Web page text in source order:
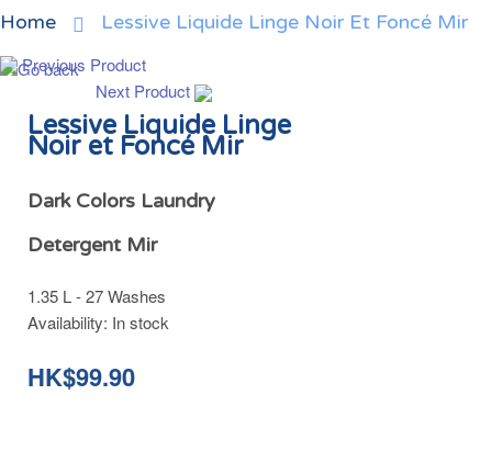
Home Lessive Liquide Linge Noir Et Foncé Mir
Previous Product
Next Product
Lessive Liquide Linge
Noir et Foncé Mir
Dark Colors Laundry
Detergent Mir
1.35 L - 27 Washes
Availability: In stock
HK$99.90